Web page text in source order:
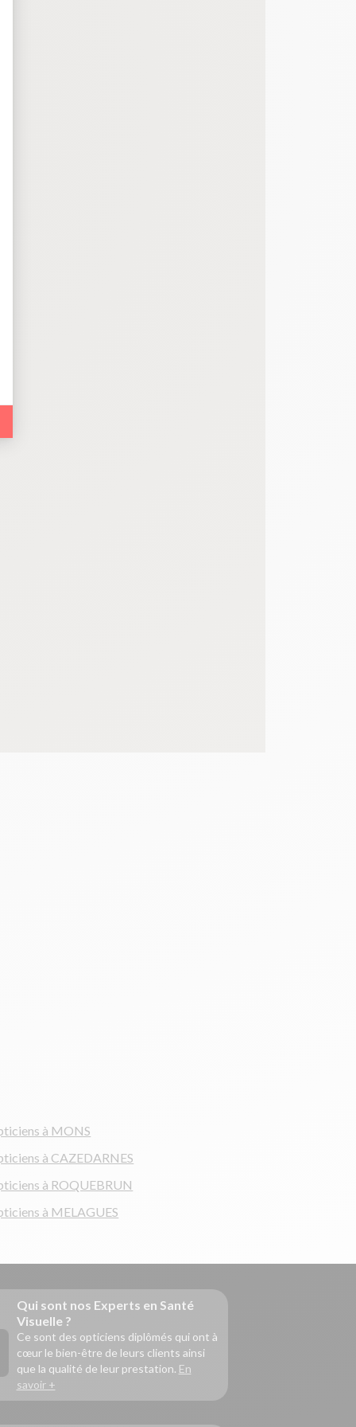
à MONS
à CAZEDARNES
à ROQUEBRUN
à MELAGUES
Qui sont nos Experts en Santé
Visuelle ?
Ce sont des opticiens diplômés qui ont à
cœur le bien-être de leurs clients ainsi
que la qualité de leur prestation. En
savoir +